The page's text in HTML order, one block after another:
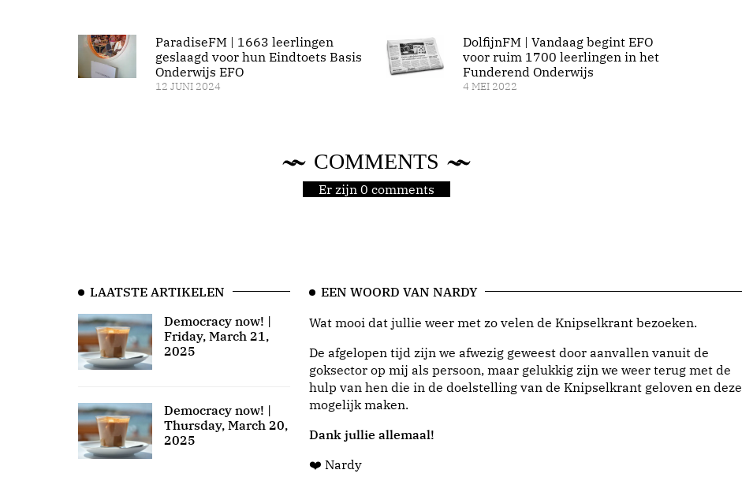
ParadiseFM | 1663 leerlingen
geslaagd voor hun Eindtoets Basis
Onderwijs EFO
12 JUNI 2024
DolfijnFM | Vandaag begint EFO
voor ruim 1700 leerlingen in het
Funderend Onderwijs
4 MEI 2022
COMMENTS
Er zijn 0 comments
LAATSTE ARTIKELEN
Democracy now! |
Friday, March 21,
2025
Democracy now! |
Thursday, March 20,
2025
EEN WOORD VAN NARDY
Wat mooi dat jullie weer met zo velen de Knipselkrant bezoeken.
De afgelopen tijd zijn we afwezig geweest door aanvallen vanuit de
goksector op mij als persoon, maar gelukkig zijn we weer terug met de
hulp van hen die in de doelstelling van de Knipselkrant geloven en deze
mogelijk maken.
Dank jullie allemaal!
❤️ Nardy